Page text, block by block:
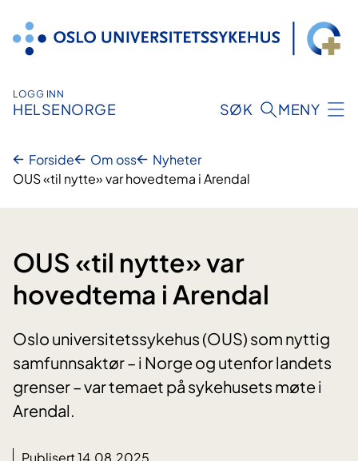
innhold
LOGG INN
HELSENORGE SØK MENY
Forside Om oss
Nyheter
OUS «til nytte» var hovedtema i Arendal
OUS «til nytte» var
hovedtema i Arendal
Oslo universitetssykehus (OUS) som nyttig
samfunnsaktør – i Norge og utenfor landets
grenser – var temaet på sykehusets møte i
Arendal.